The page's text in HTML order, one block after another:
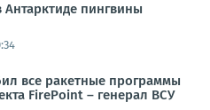
Антарктиде пингвины
все ракетные программы
FirePoint – генерал ВСУ